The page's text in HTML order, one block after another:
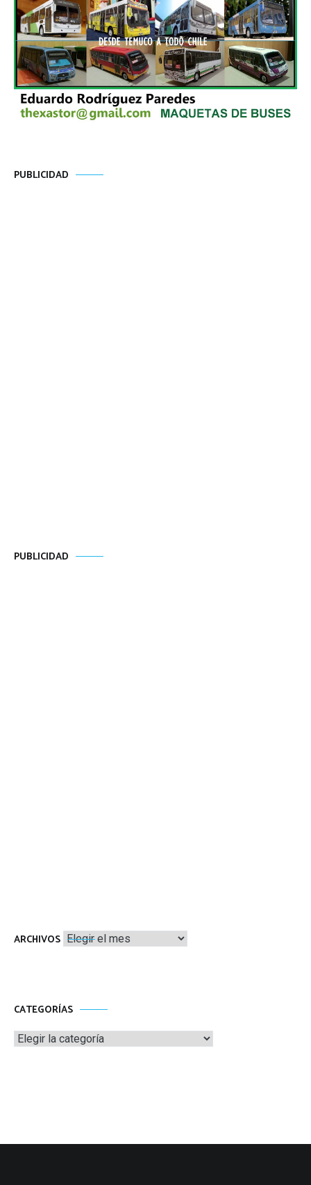
PUBLICIDAD
PUBLICIDAD
ARCHIVOS Archivos
CATEGORÍAS
Categorías